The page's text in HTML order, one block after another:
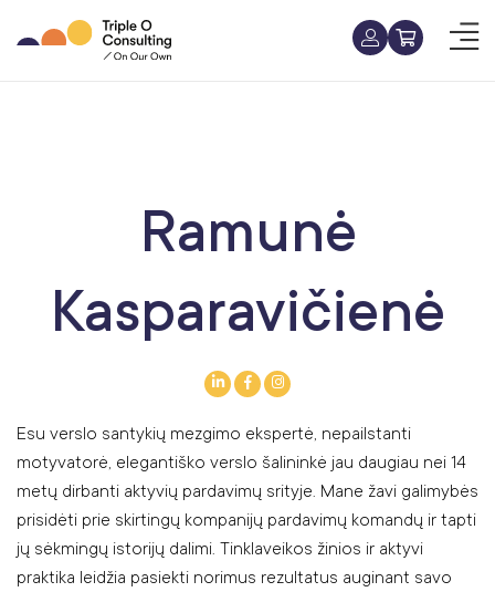
Ramunė
Kasparavičienė
Esu verslo santykių mezgimo ekspertė, nepailstanti
motyvatorė, elegantiško verslo šalininkė jau daugiau nei 14
metų dirbanti aktyvių pardavimų srityje. Mane žavi galimybės
prisidėti prie skirtingų kompanijų pardavimų komandų ir tapti
jų sėkmingų istorijų dalimi. Tinklaveikos žinios ir aktyvi
praktika leidžia pasiekti norimus rezultatus auginant savo